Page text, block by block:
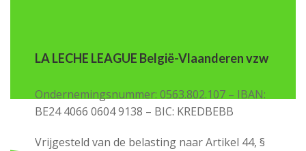
LA LECHE LEAGUE België-Vlaanderen vzw
Ondernemingsnummer: 0563.802.107 – IBAN:
BE24 4066 0604 9138 – BIC: KREDBEBB
Vrijgesteld van de belasting naar Artikel 44, §